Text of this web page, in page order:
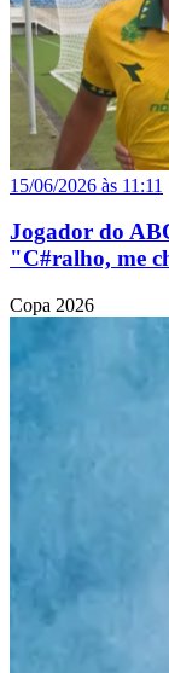
15/06/2026 às 11:11
Jogador do
"C#ralho, me
Copa 2026